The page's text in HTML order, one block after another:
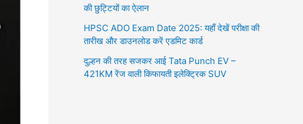
की छुट्टियों का ऐलान
HPSC ADO Exam Date 2025: यहाँ देखें परीक्षा की
तारीख और डाउनलोड करें एडमिट कार्ड
दुल्हन की तरह सजकर आई Tata Punch EV –
421KM रेंज वाली किफायती इलेक्ट्रिक SUV